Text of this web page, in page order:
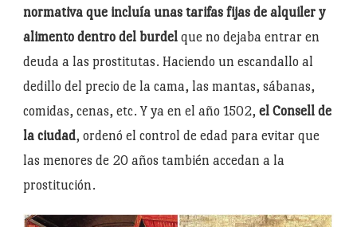
normativa que incluía unas tarifas fijas de alquiler y
alimento dentro del burdel que no dejaba entrar en
deuda a las prostitutas. Haciendo un escandallo al
dedillo del precio de la cama, las mantas, sábanas,
comidas, cenas, etc. Y ya en el año 1502, el Consell de
la ciudad, ordenó el control de edad para evitar que
las menores de 20 años también accedan a la
prostitución.